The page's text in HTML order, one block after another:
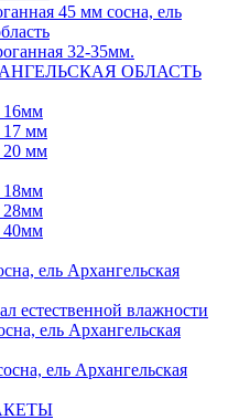
45 мм сосна, ель
32-35мм.
ОБЛАСТЬ
16мм
17 мм
20 мм
ель Архангельская
естественной влажности
ель Архангельская
ель Архангельская